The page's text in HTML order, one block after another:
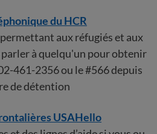
du HCR
aux réfugiés et aux
à quelqu'un pour obtenir
461-2356 ou le #566 depuis
de détention
USAHello